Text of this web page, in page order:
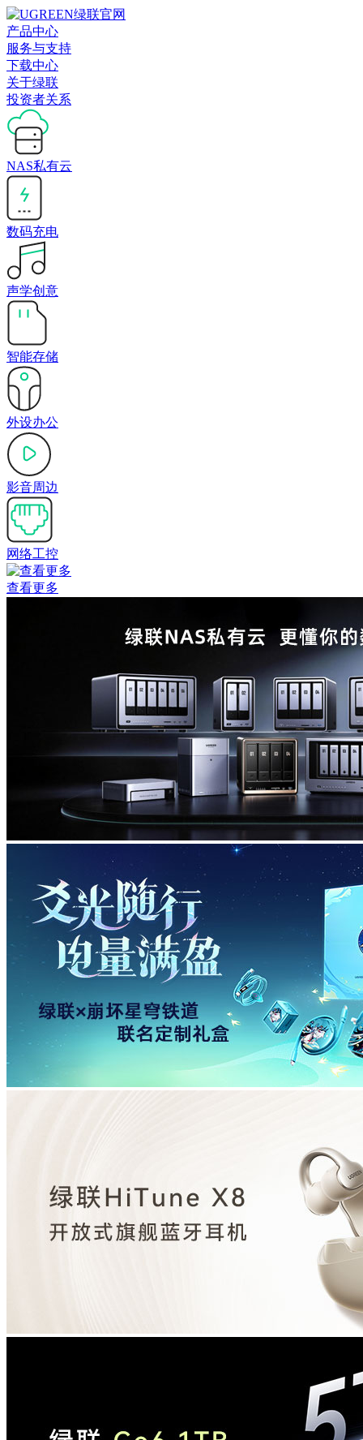
产品中心
服务与支持
下载中心
关于绿联
投资者关系
NAS私有云
数码充电
声学创意
智能存储
外设办公
影音周边
网络工控
查看更多